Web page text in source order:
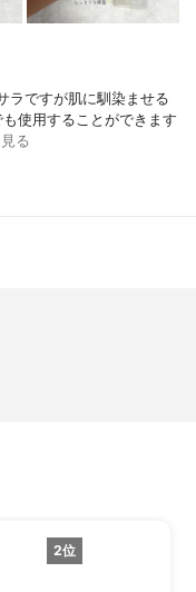
ラですが肌に馴染ませる
使用することができます
る
2位